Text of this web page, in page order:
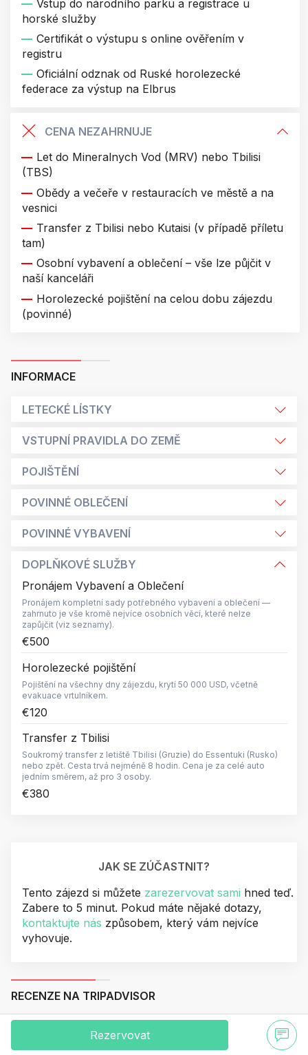
Vstup do národního parku a registrace u
horské služby
Certifikát o výstupu s online ověřením v
registru
Oficiální odznak od Ruské horolezecké
federace za výstup na Elbrus
CENA NEZAHRNUJE
Let do Mineralnych Vod (MRV) nebo Tbilisi
(TBS)
Obědy a večeře v restauracích ve městě a na
vesnici
Transfer z Tbilisi nebo Kutaisi (v případě příletu
tam)
Osobní vybavení a oblečení – vše lze půjčit v
naší kanceláři
Horolezecké pojištění na celou dobu zájezdu
(povinné)
INFORMACE
LETECKÉ LÍSTKY
VSTUPNÍ PRAVIDLA DO ZEMĚ
POJIŠTĚNÍ
POVINNÉ OBLEČENÍ
POVINNÉ VYBAVENÍ
DOPLŇKOVÉ SLUŽBY
Pronájem Vybavení a Oblečení
Pronájem kompletní sady potřebného vybavení a oblečení —
zahrnuto je vše kromě nejvíce osobních věcí, které nelze
zapůjčit (viz seznamy).
€500
Horolezecké pojištění
Pojištění na všechny dny zájezdu, krytí 50 000 USD, včetně
evakuace vrtulníkem.
€120
Transfer z Tbilisi
Soukromý transfer z letiště Tbilisi (Gruzie) do Essentuki (Rusko)
nebo zpět. Cesta trvá nejméně 8 hodin. Cena je za celé auto
jedním směrem, až pro 3 osoby.
€380
JAK SE ZÚČASTNIT?
Tento zájezd si můžete zarezervovat sami hned teď.
Zabere to 5 minut. Pokud máte nějaké dotazy,
kontaktujte nás způsobem, který vám nejvíce
vyhovuje.
RECENZE NA TRIPADVISOR
Rezervovat